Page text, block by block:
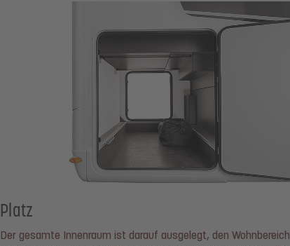
Platz
Der gesamte Innenraum ist darauf ausgelegt, den Wohnbereich